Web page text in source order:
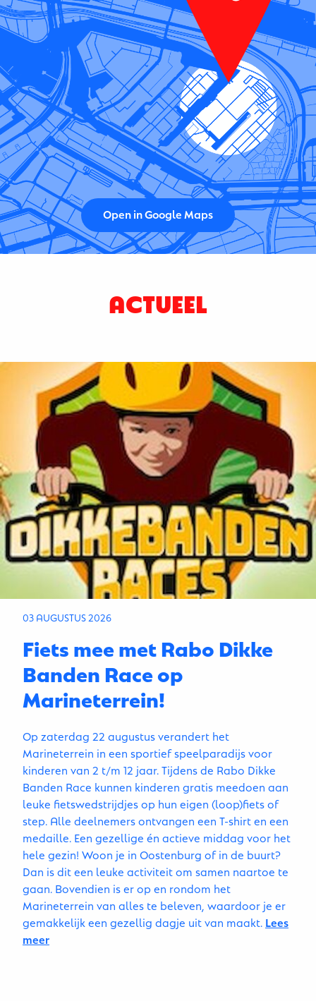
Open in Google Maps
ACTUEEL
03 AUGUSTUS 2026
Fiets mee met Rabo Dikke
Banden Race op
Marineterrein!
Op zaterdag 22 augustus verandert het
Marineterrein in een sportief speelparadijs voor
kinderen van 2 t/m 12 jaar. Tijdens de Rabo Dikke
Banden Race kunnen kinderen gratis meedoen aan
leuke fietswedstrijdjes op hun eigen (loop)fiets of
step. Alle deelnemers ontvangen een T-shirt en een
medaille. Een gezellige én actieve middag voor het
hele gezin! Woon je in Oostenburg of in de buurt?
Dan is dit een leuke activiteit om samen naartoe te
gaan. Bovendien is er op en rondom het
Marineterrein van alles te beleven, waardoor je er
gemakkelijk een gezellig dagje uit van maakt. Lees
meer